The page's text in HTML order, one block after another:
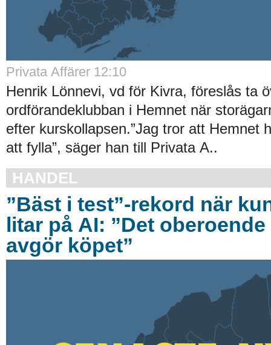
Privata Affärer 12:10
Henrik Lönnevi, vd för Kivra, föreslås ta
ordförandeklubban i Hemnet när
efter kurskollapsen.”Jag tror att Hemnet
att fylla”, säger han till Privata A..
HANDEL
”Bäst i test”-rekord när
litar på AI: ”Det
avgör köpet”